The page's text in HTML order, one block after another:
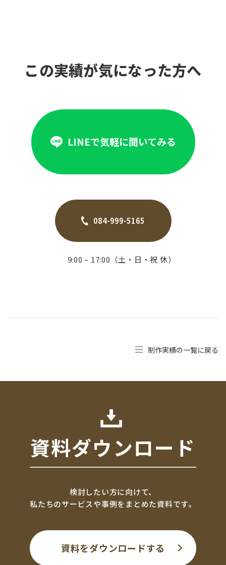
この実績が気になった方へ
LINEで気軽に聞いてみる
084-999-5165
9:00 – 17:00（土・日・祝 休）
制作実績の一覧に戻る
資料ダウンロード
検討したい方に向けて、
私たちのサービスや事例をまとめた資料です。
資料をダウンロードする